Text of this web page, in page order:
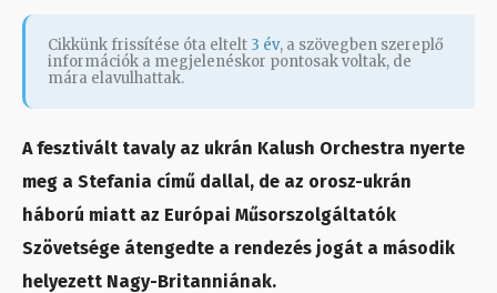
Cikkünk frissítése óta eltelt 3 év, a szövegben szereplő
információk a megjelenéskor pontosak voltak, de
mára elavulhattak.
A fesztivált tavaly az ukrán Kalush Orchestra nyerte
meg a Stefania című dallal, de az orosz-ukrán
háború miatt az Európai Műsorszolgáltatók
Szövetsége átengedte a rendezés jogát a második
helyezett Nagy-Britanniának.